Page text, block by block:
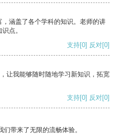
涵盖了各个学科的知识。老师的讲
点。
支持[0] 反对[0]
让我能够随时随地学习新知识，拓宽
支持[0] 反对[0]
带来了无限的流畅体验。